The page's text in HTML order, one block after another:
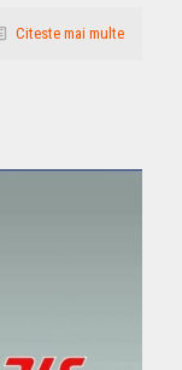
Citeste mai multe